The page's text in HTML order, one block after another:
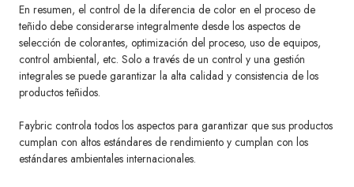
En resumen, el control de la diferencia de color en el proceso de
teñido debe considerarse integralmente desde los aspectos de
selección de colorantes, optimización del proceso, uso de equipos,
control ambiental, etc. Solo a través de un control y una gestión
integrales se puede garantizar la alta calidad y consistencia de los
productos teñidos.
Faybric controla todos los aspectos para garantizar que sus productos
cumplan con altos estándares de rendimiento y cumplan con los
estándares ambientales internacionales.